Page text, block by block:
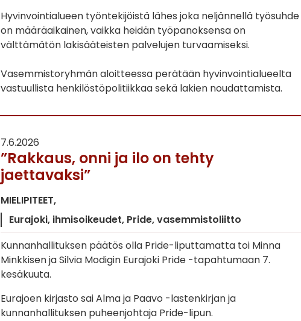
Hyvinvointialueen työntekijöistä lähes joka neljännellä työsuhde
on määräaikainen, vaikka heidän työpanoksensa on
välttämätön lakisääteisten palvelujen turvaamiseksi.
Vasemmistoryhmän aloitteessa perätään hyvinvointialueelta
vastuullista henkilöstöpolitiikkaa sekä lakien noudattamista.
7.6.2026
”Rakkaus, onni ja ilo on tehty
jaettavaksi”
MIELIPITEET
Eurajoki ihmisoikeudet Pride vasemmistoliitto
Kunnanhallituksen päätös olla Pride-liputtamatta toi Minna
Minkkisen ja Silvia Modigin Eurajoki Pride -tapahtumaan 7.
kesäkuuta.
Eurajoen kirjasto sai Alma ja Paavo -lastenkirjan ja
kunnanhallituksen puheenjohtaja Pride-lipun.